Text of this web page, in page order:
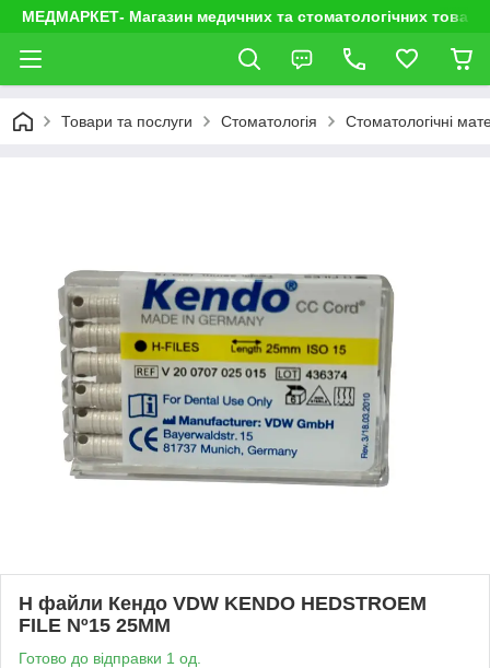
МЕДМАРКЕТ- Магазин медичних та стоматологічних
Товари та послуги Стоматологія Стоматологічні
Н файли Кендо VDW KENDO HEDSTROEM
FILE Nº15 25MM
Готово до відправки 1 од.